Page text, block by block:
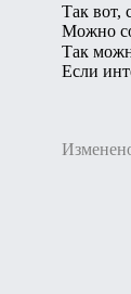
Так вот,
Можно
Так
Если